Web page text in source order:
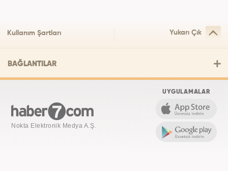
Kullanım Şartları Yukarı Çık
BAĞLANTILAR
Nokta Elektronik Medya A.Ş.
UYGULAMALAR